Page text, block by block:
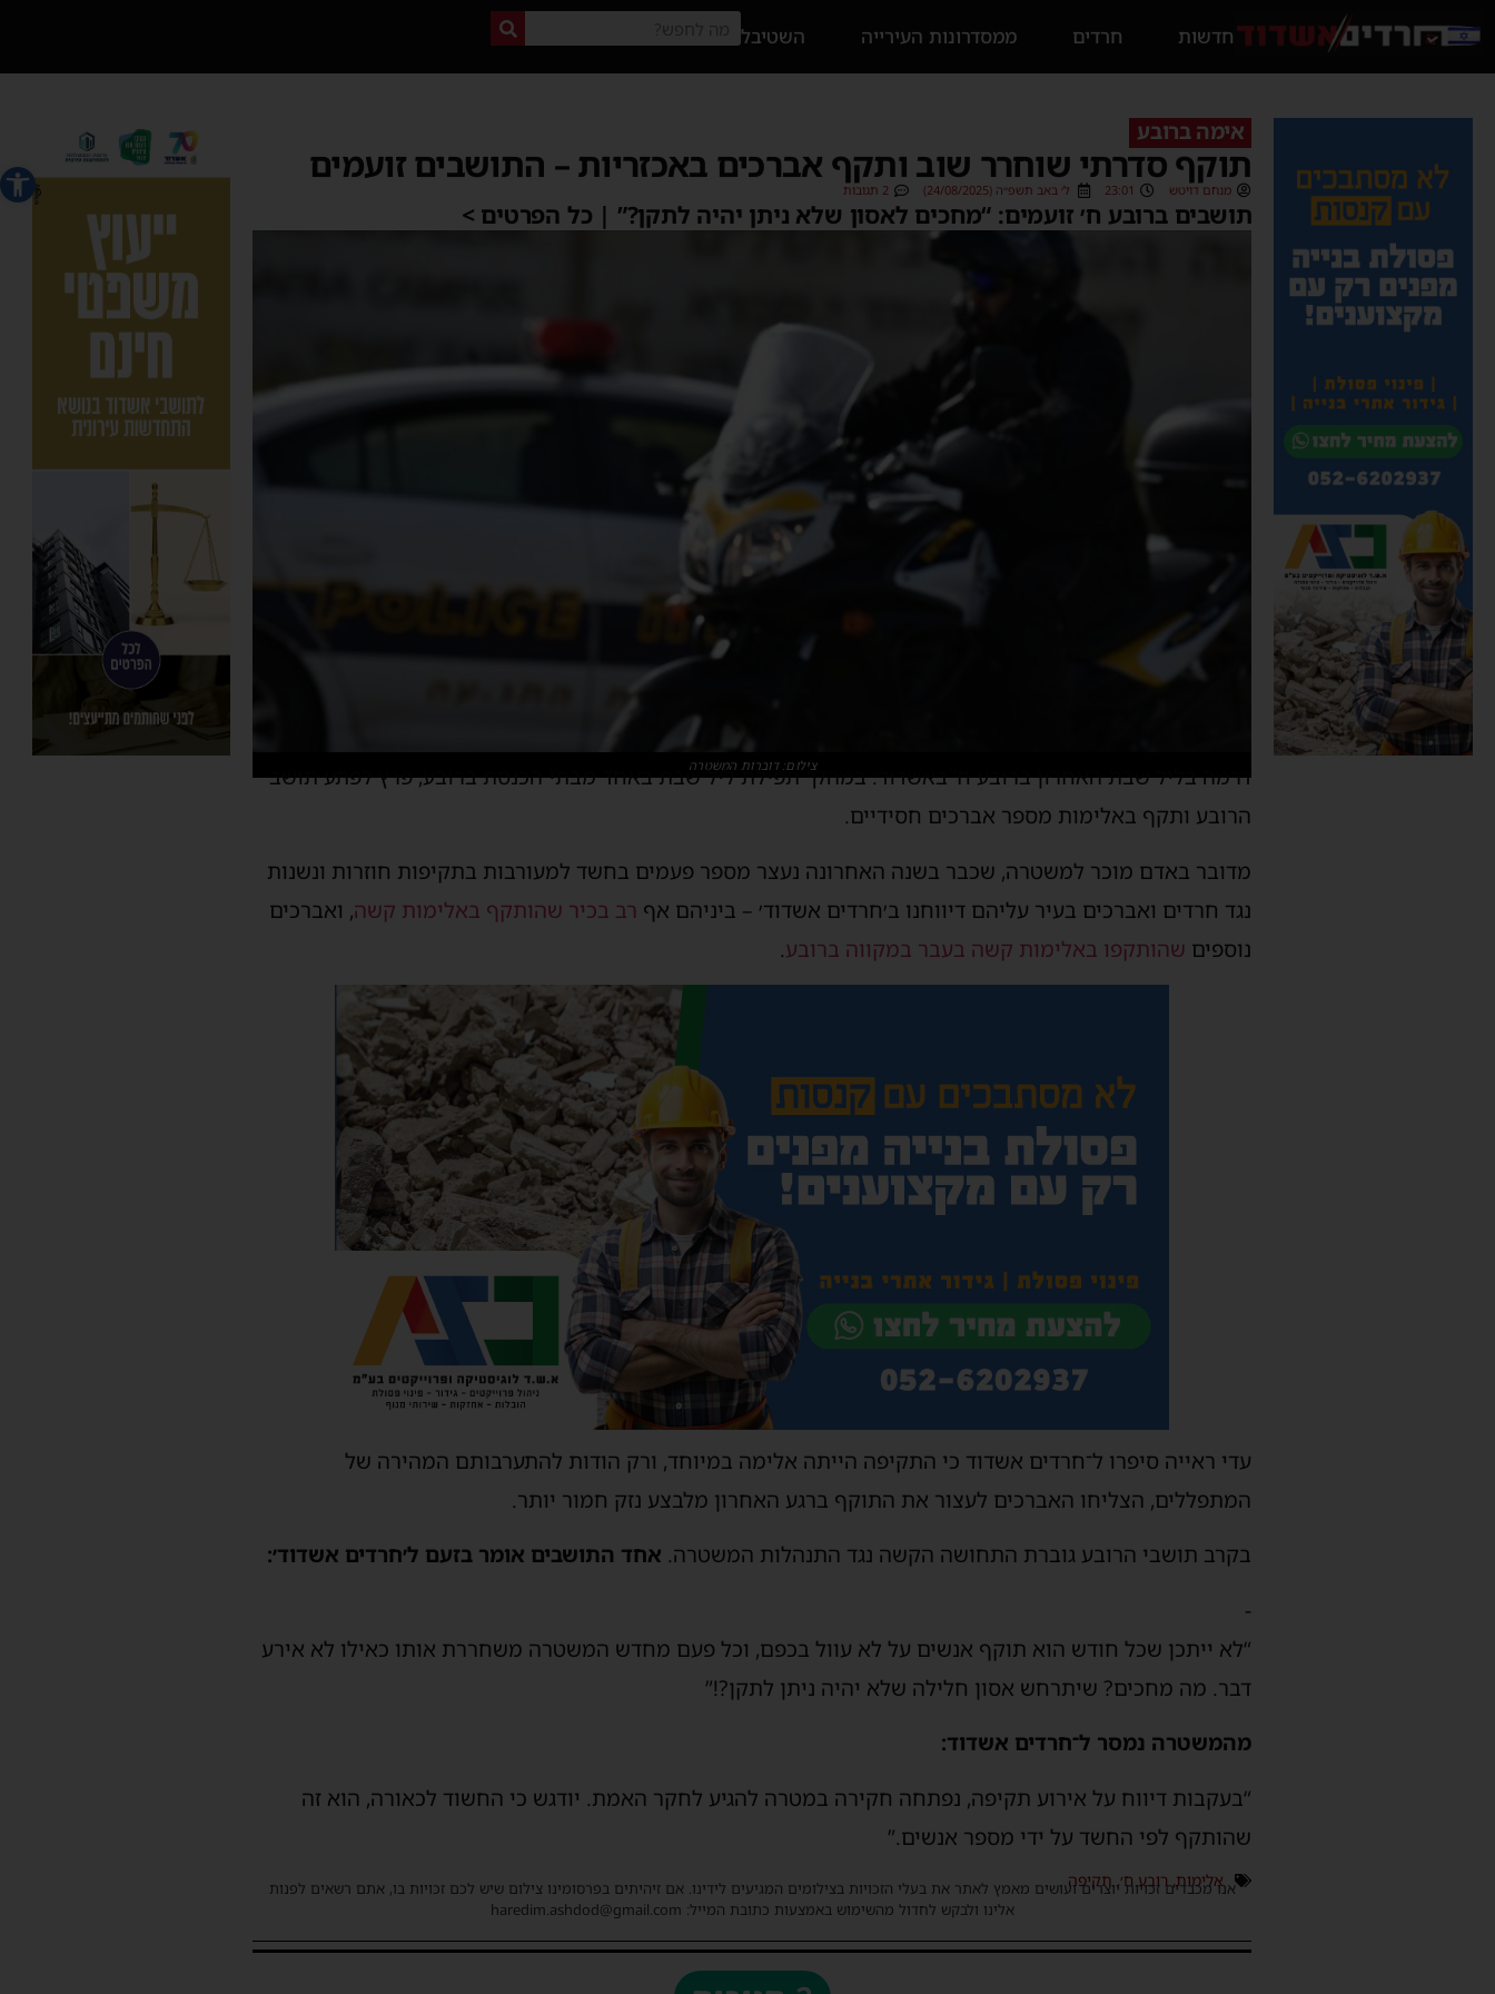
פתח
חדשות חרדים ממסדרונות העירייה השטיבל
אימה ברובע
תוקף סדרתי שוחרר שוב ותקף אברכים באכזריות – התושבים זועמים
מנחם דויטש 23:01 ל׳ באב תשפ״ה (24/08/2025) 2 תגובות
תושבים ברובע ח׳ זועמים: “מחכים לאסון שלא ניתן יהיה לתקן?” | כל הפרטים >
צילום: דוברות המשטרה
דרמה בליל שבת האחרון ברובע ח’ באשדוד: במהלך תפילת ליל שבת באחד מבתי הכנסת ברובע, פרץ לפתע תושב
הרובע ותקף באלימות מספר אברכים חסידיים.
מדובר באדם מוכר למשטרה, שכבר בשנה האחרונה נעצר מספר פעמים בחשד למעורבות בתקיפות חוזרות ונשנות
נגד חרדים ואברכים בעיר עליהם דיווחנו ב׳חרדים אשדוד׳ – ביניהם אף רב בכיר שהותקף באלימות קשה, ואברכים
נוספים שהותקפו באלימות קשה בעבר במקווה ברובע.
עדי ראייה סיפרו ל־חרדים אשדוד כי התקיפה הייתה אלימה במיוחד, ורק הודות להתערבותם המהירה של
המתפללים, הצליחו האברכים לעצור את התוקף ברגע האחרון מלבצע נזק חמור יותר.
בקרב תושבי הרובע גוברת התחושה הקשה נגד התנהלות המשטרה. אחד התושבים אומר בזעם ל׳חרדים אשדוד׳:
-
“לא ייתכן שכל חודש הוא תוקף אנשים על לא עוול בכפם, וכל פעם מחדש המשטרה משחררת אותו כאילו לא אירע
דבר. מה מחכים? שיתרחש אסון חלילה שלא יהיה ניתן לתקן?!”
מהמשטרה נמסר ל־חרדים אשדוד:
“בעקבות דיווח על אירוע תקיפה, נפתחה חקירה במטרה להגיע לחקר האמת. יודגש כי החשוד לכאורה, הוא זה
שהותקף לפי החשד על ידי מספר אנשים.”
אלימות,רובע ח׳,תקיפה
אנו מכבדים זכויות יוצרים ועושים מאמץ לאתר את בעלי הזכויות בצילומים המגיעים לידינו. אם זיהיתים בפרסומינו צילום שיש לכם זכויות בו, אתם רשאים לפנות
אלינו ולבקש לחדול מהשימוש באמצעות כתובת המייל: haredim.ashdod@gmail.com